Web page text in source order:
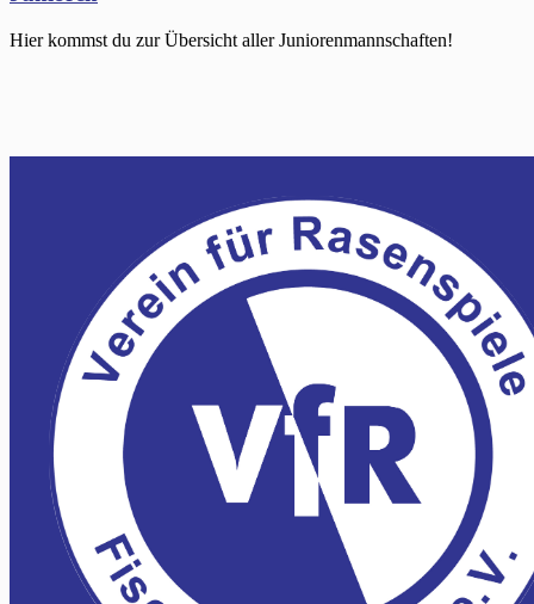
Hier kommst du zur Übersicht aller Juniorenmannschaften!